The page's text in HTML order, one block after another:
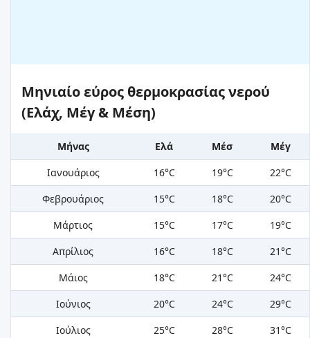
Μηνιαίο εύρος θερμοκρασίας νερού
(Ελάχ, Μέγ & Μέση)
Μήνας Ελά Μέσ
Μέγ
Ιανουάριος
16°C 19°C
22°C
Φεβρουάριος
15°C 18°C
20°C
Μάρτιος
15°C 17°C
19°C
Απρίλιος
16°C 18°C
21°C
Μάιος
18°C 21°C
24°C
Ιούνιος
20°C 24°C
29°C
Ιούλιος
25°C 28°C
31°C